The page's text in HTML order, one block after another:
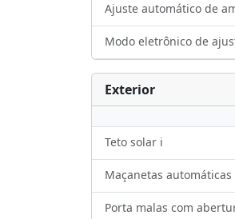
Ajuste automático de
Modo eletrônico de
Exterior
Teto solar ℹ️
Maçanetas automáticas
Porta malas com